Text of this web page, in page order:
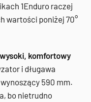
1Enduro raczej
wartości poniżej 70°
wysoki, komfortowy
i długawa
590 mm.
bo nietrudno